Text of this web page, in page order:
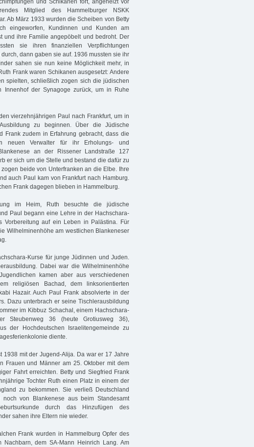
Mitglied des Hammelburger NSKK
Ab März 1933 wurden die Scheiben von Betty
eingeworfen, Kundinnen und Kunden am
und ihre Familie angepöbelt und bedroht. Der
sie ihren finanziellen Verpflichtungen
dann gaben sie auf. 1936 mussten sie ihr
sahen sie nun keine Möglichkeit mehr, in
Frank waren Schikanen ausgesetzt: Andere
spielten, schließlich zogen sich die jüdischen
Innenhof der Synagoge zurück, um in Ruhe
vierzehnjährigen Paul nach Frankfurt, um in
zu beginnen. Über die Jüdische
Frank zudem in Erfahrung gebracht, dass die
neuen Verwalter für ihr Erholungs- und
an der Rissener Landstraße 127
er sich um die Stelle und bestand die dafür zu
beide von Unterfranken an die Elbe. Ihre
auch Paul kam von Frankfurt nach Hamburg.
Frank dagegen blieben in Hammelburg.
im Heim, Ruth besuchte die jüdische
Paul begann eine Lehre in der Hachschara-
Vorbereitung auf ein Leben in Palästina. Für
Wilhelminenhöhe am westlichen Blankeneser
Kurse für junge Jüdinnen und Juden.
Dabei war die Wilhelminenhöhe
kamen aber aus verschiedenen
religiösen Bachad, dem linksorientierten
Hazair. Auch Paul Frank absolvierte in der
Dazu unterbrach er seine Tischlerausbildung
im Kibbuz Schachal, einem Hachschara-
Steubenweg 36 (heute Grotiusweg 36),
der Hochdeutschen Israelitengemeinde zu
diente.
1938 mit der Jugend-Alija. Da war er 17 Jahre
Frauen und Männer am 25. Oktober mit dem
Fahrt erreichten. Betty und Siegfried Frank
Tochter Ruth einen Platz in einem der
zu bekommen. Sie verließ Deutschland
von Blankenese aus beim Standesamt
durch das Hinzufügen des
sahen ihre Eltern nie wieder.
Frank wurden in Hammelburg Opfer des
Nachbarn, dem SA-Mann Heinrich Lang. Am